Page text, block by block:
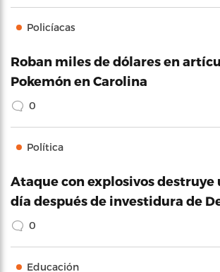
Policíacas
Roban miles de dólares en
Pokemón en Carolina
0
Política
Ataque con explosivos destruye
día después de investidura de
0
Educación